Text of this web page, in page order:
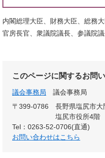
内閣総理大臣、財務大臣、総務
官房長官、衆議院議長、参議院
このページに関するお問
議会事務局
議会事務局
〒399-0786
長野県塩尻市
塩尻市役所4階
Tel：0263-52-0706(直通)
お問い合わせはこちら